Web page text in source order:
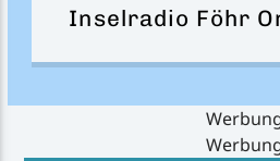
Inselradio Föhr